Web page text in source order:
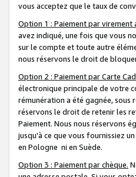
vous acceptez que le taux de
Option 1 : Paiement par virement
avez indiqué, une fois que vous
sur le compte et toute autre
nous réservons le droit de
Option 2 : Paiement par Carte
électronique principale de votre
rémunération a été gagnée, sous
réservons le droit de retenir les
Paiement. Nous nous réservons
jusqu'à ce que vous fournissiez
en Pologne ni en Suède.
Option 3 : Paiement par chèque.